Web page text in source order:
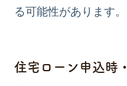
る可能性があります。
住宅ローン申込時